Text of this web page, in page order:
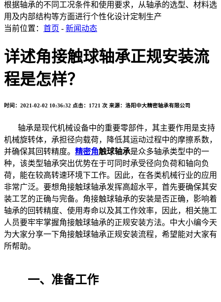
根据轴承的不同工况条件和使用要求，从轴承的选型、材料选
用及内部结构等方面进行个性化设计定制生产
当前位置： 首页 - 新闻动态
详述角接触球轴承正规安装流
程是怎样？
时间：2021-02-02 10:36:32 点击：1721 次 来源：洛阳中大精密轴承有限公司
轴承是现代机械设备中的重要零部件，其主要作用是支持
机械旋转体，承担径向载荷，降低其运动过程中的摩擦系数，
并确保其回转精度。 精密角触球轴承是众多轴承类型中的一
种，该类型轴承突出优势在于可同时承受径向负荷和轴向负
荷，能在较高转速环境下工作。因此，在各类机械行业的应用
非常广泛。要想角接触球轴承发挥高超水平，首先要确保其安
装工艺的正确与完备。角接触球轴承的安装是否正确，影响着
轴承的回转精度、使用寿命以及其工作效率，因此，相关施工
人员要牢牢掌握角接触球轴承的正规安装方法。中大小编今天
为大家分享一下角接触球轴承正规安装流程，希望能对大家有
所帮助。
一、准备工作